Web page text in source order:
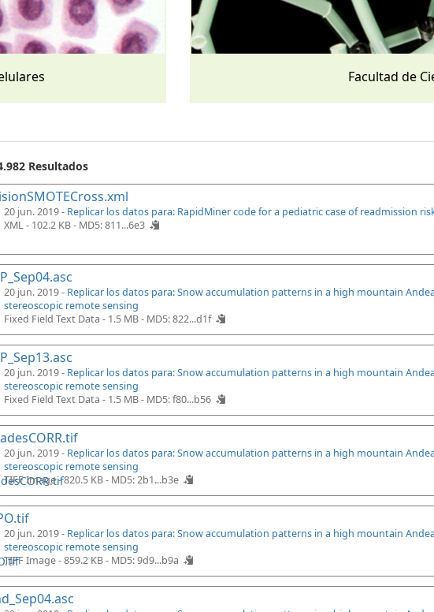
Facultad de
Resultados
20 jun. 2019 - Replicar los datos para: RapidMiner code for a pediatric case of readmission
XML - 102.2 KB - MD5: 811...6e3
20 jun. 2019 - Replicar los datos para: Snow accumulation patterns in a high mountain
stereoscopic remote sensing
Fixed Field Text Data - 1.5 MB - MD5: 822...d1f
20 jun. 2019 - Replicar los datos para: Snow accumulation patterns in a high mountain
stereoscopic remote sensing
Fixed Field Text Data - 1.5 MB - MD5: f80...b56
20 jun. 2019 - Replicar los datos para: Snow accumulation patterns in a high mountain
stereoscopic remote sensing
TIFF Image - 820.5 KB - MD5: 2b1...b3e
20 jun. 2019 - Replicar los datos para: Snow accumulation patterns in a high mountain
stereoscopic remote sensing
TIFF Image - 859.2 KB - MD5: 9d9...b9a